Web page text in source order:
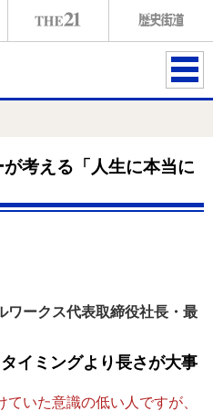
ME
考える「人生に本当に
ワークス代表取締役社長・最
イミングより長さが大事
いた意識の低い人ですが、